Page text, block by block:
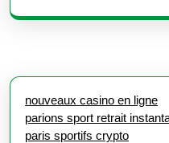
nouveaux casino en ligne
parions sport retrait
paris sportifs crypto